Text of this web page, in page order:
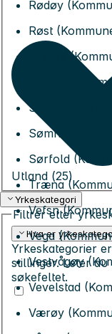
Rødøy
Røst
Saltdal
Sortland
Steigen
Sømna
Sørfold
Træna
Vefsn
Vega
Vestvågøy
Vevelstad
Værøy
Utland (25)
Yrkeskategori
Filtrer etter
Hva er
Yrkeskategorier
stillinger. Leter
søkefeltet.